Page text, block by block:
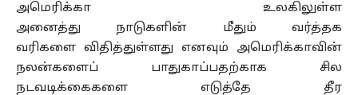
அமெரிக்கா உலகிலுள்ள
அனைத்து நாடுகளின் மீதும் வர்த்தக
வரிகளை விதித்துள்ளது எனவும் அமெரிக்காவின்
நலன்களைப் பாதுகாப்பதற்காக சில
நடவடிக்கைகளை எடுத்தே தீர